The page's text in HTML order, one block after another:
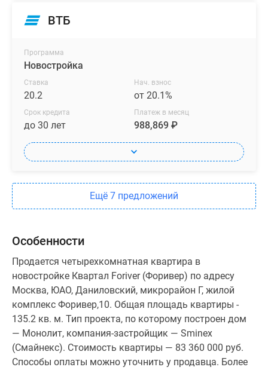
ВТБ
Программа
Новостройка
Ставка
20.2
Нач. взнос
от 20.1%
Срок кредита
до 30 лет
Платеж в месяц
988,869 ₽
Ещё 7 предложений
Особенности
Продается четырехкомнатная квартира в
новостройке Квартал Foriver (Форивер) по адресу
Москва, ЮАО, Даниловский, микрорайон Г, жилой
комплекс Форивер,10. Общая площадь квартиры -
135.2 кв. м. Тип проекта, по которому построен дом
— Монолит, компания-застройщик — Sminex
(Смайнекс). Стоимость квартиры — 83 360 000 руб.
Способы оплаты можно уточнить у продавца. Более